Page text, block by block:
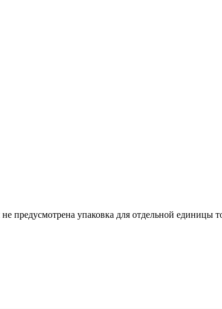
предусмотрена упаковка для отдельной единицы